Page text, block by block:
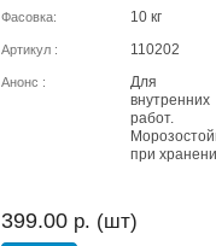
Фасовка: 10 кг
Артикул : 110202
Анонс :
Для
внутренних
работ.
при
399.00 р. (шт)